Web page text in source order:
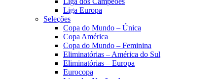
Liga Europa
Seleções
Copa do Mundo – Única
Copa América
Copa do Mundo – Feminina
Eliminatórias – América do Sul
Eliminatórias – Europa
Eurocopa